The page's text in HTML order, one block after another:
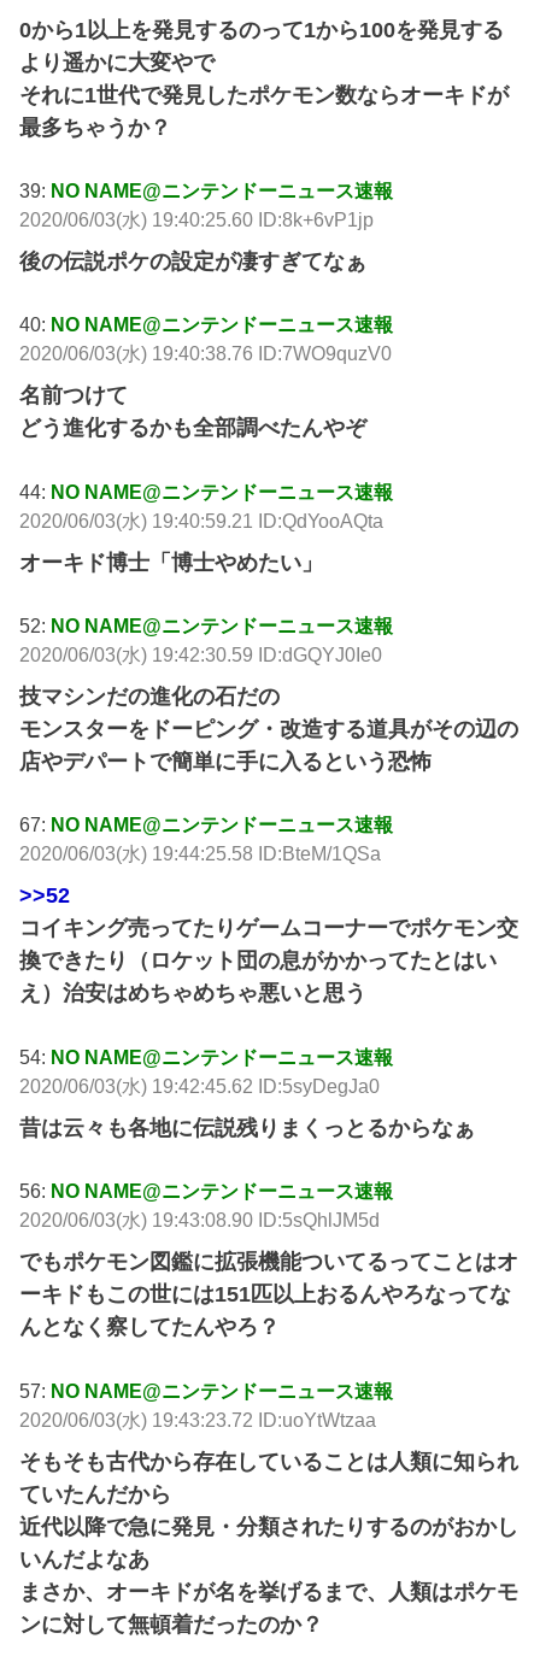
0から1以上を発見するのって1から100を発見する
より遥かに大変やで
それに1世代で発見したポケモン数ならオーキドが
最多ちゃうか？
39: NO NAME@ニンテンドーニュース速報
2020/06/03(水) 19:40:25.60 ID:8k+6vP1jp
後の伝説ポケの設定が凄すぎてなぁ
40: NO NAME@ニンテンドーニュース速報
2020/06/03(水) 19:40:38.76 ID:7WO9quzV0
名前つけて
どう進化するかも全部調べたんやぞ
44: NO NAME@ニンテンドーニュース速報
2020/06/03(水) 19:40:59.21 ID:QdYooAQta
オーキド博士「博士やめたい」
52: NO NAME@ニンテンドーニュース速報
2020/06/03(水) 19:42:30.59 ID:dGQYJ0Ie0
技マシンだの進化の石だの
モンスターをドーピング・改造する道具がその辺の
店やデパートで簡単に手に入るという恐怖
67: NO NAME@ニンテンドーニュース速報
2020/06/03(水) 19:44:25.58 ID:BteM/1QSa
>>52
コイキング売ってたりゲームコーナーでポケモン交
換できたり（ロケット団の息がかかってたとはい
え）治安はめちゃめちゃ悪いと思う
54: NO NAME@ニンテンドーニュース速報
2020/06/03(水) 19:42:45.62 ID:5syDegJa0
昔は云々も各地に伝説残りまくっとるからなぁ
56: NO NAME@ニンテンドーニュース速報
2020/06/03(水) 19:43:08.90 ID:5sQhlJM5d
でもポケモン図鑑に拡張機能ついてるってことはオ
ーキドもこの世には151匹以上おるんやろなってな
んとなく察してたんやろ？
57: NO NAME@ニンテンドーニュース速報
2020/06/03(水) 19:43:23.72 ID:uoYtWtzaa
そもそも古代から存在していることは人類に知られ
ていたんだから
近代以降で急に発見・分類されたりするのがおかし
いんだよなあ
まさか、オーキドが名を挙げるまで、人類はポケモ
ンに対して無頓着だったのか？